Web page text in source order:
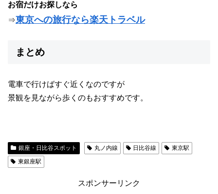
お宿だけお探しなら
⇒東京への旅行なら楽天トラベル
まとめ
電車で行けばすぐ近くなのですが
景観を見ながら歩くのもおすすめです。
銀座・日比谷スポット 丸ノ内線 日比谷線
東京駅
東銀座駅
スポンサーリンク